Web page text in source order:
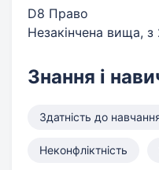
D8 Право
Незакінчена вища,
Знання і
Здатність до
Неконфліктність